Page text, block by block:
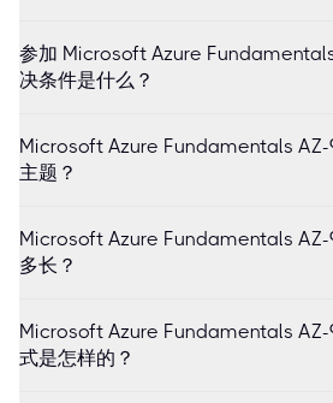
参加 Microsoft Azure
决条件是什么？
Microsoft Azure Fundamentals
主题？
Microsoft Azure Fundamentals
多长？
Microsoft Azure Fundamentals
式是怎样的？